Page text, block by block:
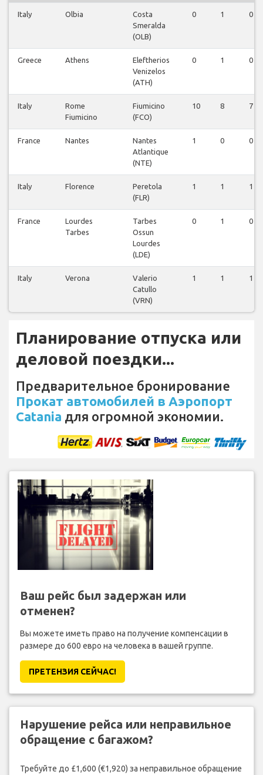
Italy Olbia
Costa
Smeralda
(OLB)
0 1 0
Greece Athens
Eleftherios
Venizelos
(ATH)
0 1 0
Italy
Rome
Fiumicino
Fiumicino
(FCO)
10 8 7
France Nantes
Nantes
Atlantique
(NTE)
1 0 0
Italy Florence
Peretola
(FLR)
1 1 1
France
Lourdes
Tarbes
Tarbes
Ossun
Lourdes
(LDE)
0 1 0
Italy Verona
Valerio
Catullo
(VRN)
1 1 1
Планирование отпуска или
деловой поездки...
Предварительное бронирование
Прокат автомобилей в Аэропорт
Catania для огромной экономии.
Ваш рейс был задержан или
отменен?
Вы можете иметь право на получение компенсации в
размере до 600 евро на человека в вашей группе.
ПРЕТЕНЗИЯ CЕЙЧАС!
Нарушение рейса или неправильное
обращение с багажом?
Требуйте до £1,600 (€1,920) за неправильное обращение